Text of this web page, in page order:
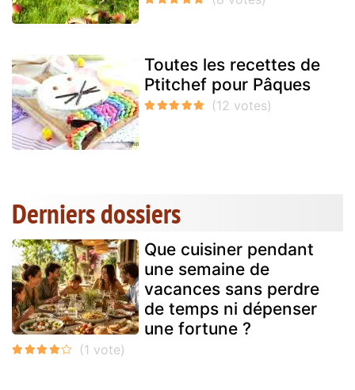
Toutes les recettes de
Ptitchef pour Pâques
Derniers dossiers
Que cuisiner pendant
une semaine de
vacances sans perdre
de temps ni dépenser
une fortune ?